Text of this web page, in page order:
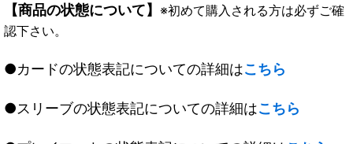
【商品の状態について】 ※初めて購入される方は必ずご確
認下さい。
●カードの状態表記についての詳細はこちら
●スリーブの状態表記についての詳細はこちら